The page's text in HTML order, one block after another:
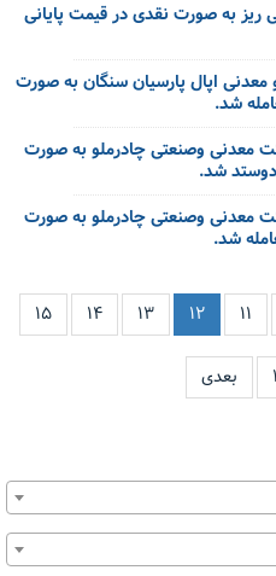
ریز به صورت نقدی در قیمت پایانی
معدنی اپال پارسیان سنگان به صورت
معدنی وصنعتی چادرملو به صورت
معدنی وصنعتی چادرملو به صورت
۱۱ ۱۲ ۱۳ ۱۴ ۱۵
بعدی